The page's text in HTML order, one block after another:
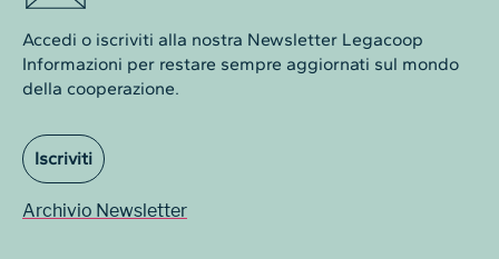
Accedi o iscriviti alla nostra Newsletter Legacoop
Informazioni per restare sempre aggiornati sul mondo
della cooperazione.
Iscriviti
Archivio Newsletter